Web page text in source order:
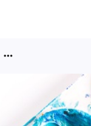
more_horiz